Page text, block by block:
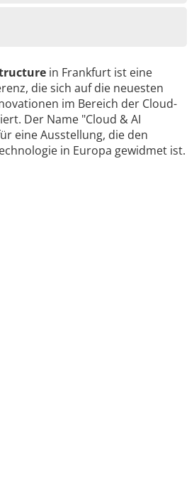
in Frankfurt ist eine
die sich auf die neuesten
im Bereich der Cloud-
Der Name "Cloud & AI
eine Ausstellung, die den
in Europa gewidmet ist.